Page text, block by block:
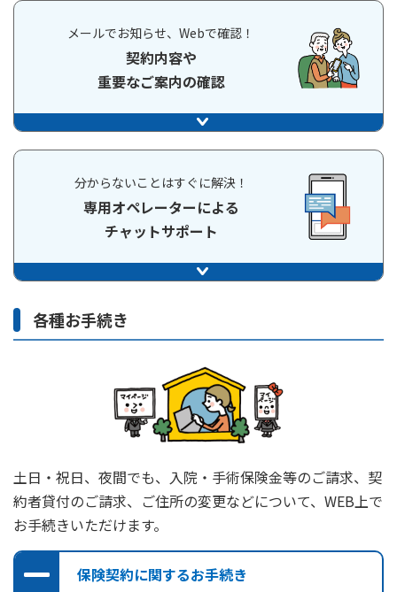
メールでお知らせ、Webで確認！
契約内容や
重要なご案内の確認
分からないことはすぐに解決！
専用オペレーターによる
チャットサポート
各種お手続き
土日・祝日、夜間でも、入院・手術保険金等のご請求、契
約者貸付のご請求、ご住所の変更などについて、WEB上で
お手続きいただけます。
保険契約に関するお手続き